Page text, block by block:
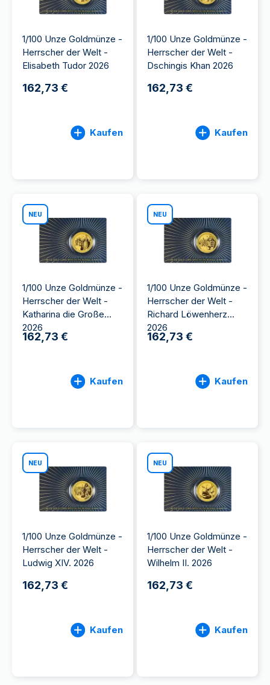
1/100 Unze Goldmünze -
Herrscher der Welt -
Elisabeth Tudor 2026
162,73 €
Kaufen
1/100 Unze Goldmünze -
Herrscher der Welt -
Dschingis Khan 2026
162,73 €
Kaufen
NEU
1/100 Unze Goldmünze -
Herrscher der Welt -
Katharina die Große
2026
162,73 €
Kaufen
NEU
1/100 Unze Goldmünze -
Herrscher der Welt -
Richard Löwenherz
2026
162,73 €
Kaufen
NEU
1/100 Unze Goldmünze -
Herrscher der Welt -
Ludwig XIV. 2026
162,73 €
Kaufen
NEU
1/100 Unze Goldmünze -
Herrscher der Welt -
Wilhelm II. 2026
162,73 €
Kaufen